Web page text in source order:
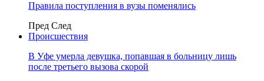
Правила поступления в вузы поменялись
Пред След
Происшествия
В Уфе умерла девушка, попавшая в больницу лишь
после третьего вызова скорой